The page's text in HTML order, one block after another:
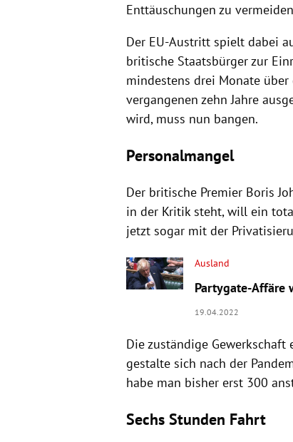
Enttäuschungen zu
Der EU-Austritt spielt dabei
britische Staatsbürger zur
mindestens drei Monate
vergangenen zehn Jahre
wird, muss nun bangen.
Personalmangel
Der britische Premier Boris
in der Kritik steht, will ein
jetzt sogar mit der
Ausland
Partygate-Affäre
19.04.2022
Die zuständige Gewerkschaft
gestalte sich nach der
habe man bisher erst 300
Sechs Stunden Fahrt